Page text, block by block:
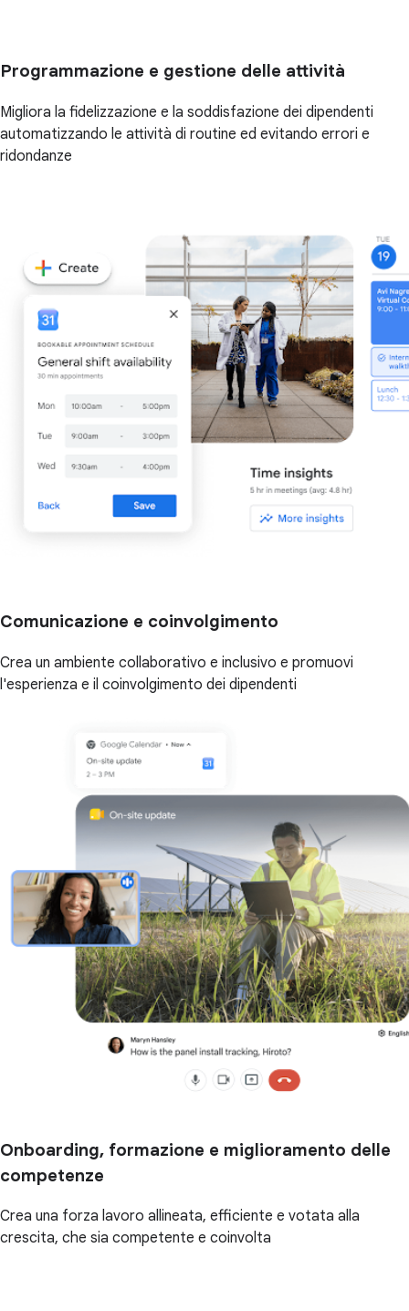
Programmazione e gestione delle attività
Migliora la fidelizzazione e la soddisfazione dei dipendenti
automatizzando le attività di routine ed evitando errori e
ridondanze
Comunicazione e coinvolgimento
Crea un ambiente collaborativo e inclusivo e promuovi
l'esperienza e il coinvolgimento dei dipendenti
Onboarding, formazione e miglioramento delle
competenze
Crea una forza lavoro allineata, efficiente e votata alla
crescita, che sia competente e coinvolta